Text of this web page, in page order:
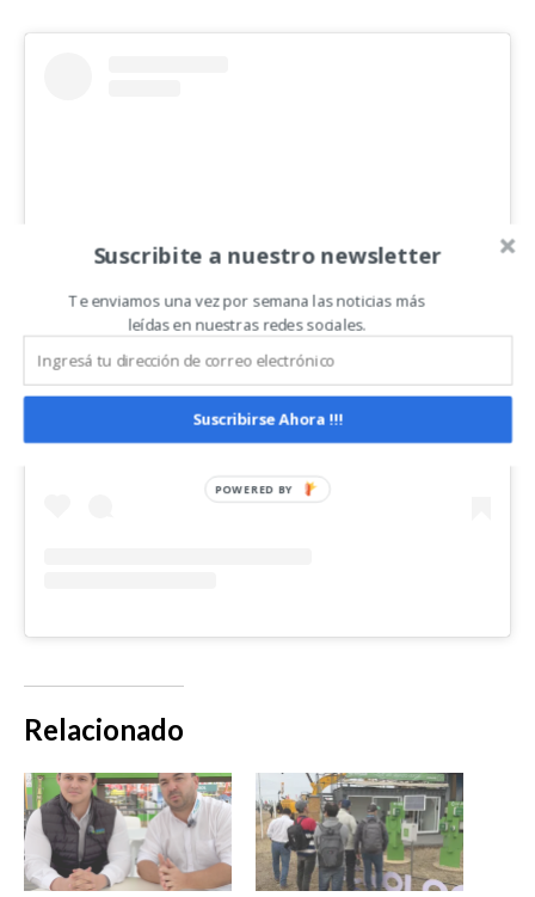
View this post on Instagram
Relacionado
Suscribite a nuestro newsletter
Te enviamos una vez por semana las noticias más
leídas en nuestras redes sociales.
Suscribirse Ahora !!!